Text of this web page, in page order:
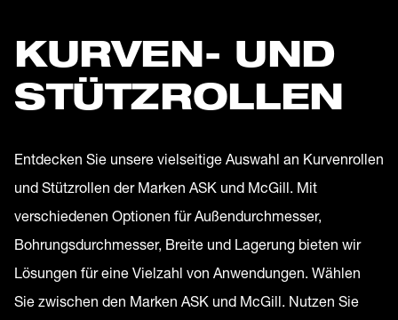
KURVEN- UND
STÜTZROLLEN
Entdecken Sie unsere vielseitige Auswahl an Kurvenrollen
und Stützrollen der Marken ASK und McGill. Mit
verschiedenen Optionen für Außendurchmesser,
Bohrungsdurchmesser, Breite und Lagerung bieten wir
Lösungen für eine Vielzahl von Anwendungen. Wählen
Sie zwischen den Marken ASK und McGill. Nutzen Sie